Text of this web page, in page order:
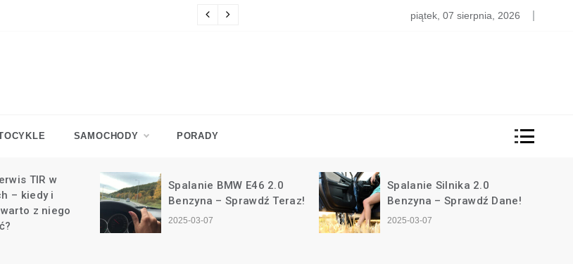
Jak Obliczyć Ubezpieczenie Auta? Proste Kalkulacje!
piątek, 07 sierpnia, 2026
SAMOCHODY PORADY
TIR w
– kiedy i
z niego
Spalanie BMW E46 2.0
Benzyna – Sprawdź Teraz!
2025-03-07
Spalanie Silnika 2.0
Benzyna – Sprawdź Dane!
2025-03-07